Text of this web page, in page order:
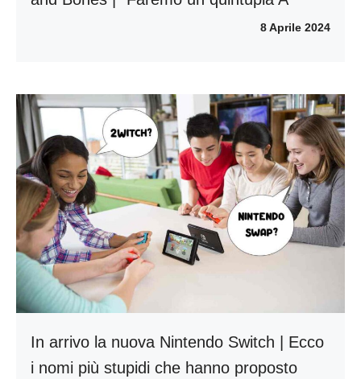
8 Aprile 2024
In arrivo la nuova Nintendo Switch | Ecco
i nomi più stupidi che hanno proposto